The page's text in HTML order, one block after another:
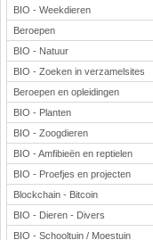
BIO - Weekdieren
Beroepen
BIO - Natuur
BIO - Zoeken in verzamelsites
Beroepen en opleidingen
BIO - Planten
BIO - Zoogdieren
BIO - Amfibieën en reptielen
BIO - Proefjes en projecten
Blockchain - Bitcoin
BIO - Dieren - Divers
BIO - Schooltuin / Moestuin